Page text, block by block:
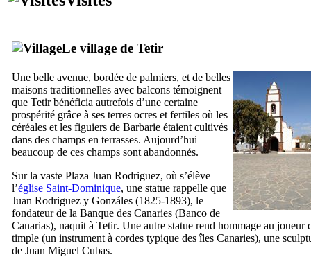
Le village de Tetir
Une belle avenue, bordée de palmiers, et de belles
maisons traditionnelles avec balcons témoignent
que Tetirbénéficia autrefois d’une certaine
prospérité grâce à ses terres ocres et fertiles où les
céréales et les figuiers de Barbarie étaient cultivés
dans des champs en terrasses. Aujourd’hui
beaucoup de ces champs sont abandonnés.
Sur la vaste Plaza Juan Rodriguez, où s’élève
l’église Saint-Dominique, une statue rappelle que
Juan Rodriguez y Gonzáles (1825-1893), le
fondateur de la Banque des Canaries (Banco de
Canarias), naquit à Tetir. Une autre statue rend hommage au joueur
timple (un instrument à cordes typique des îles Canaries), une
de Juan Miguel Cubas.